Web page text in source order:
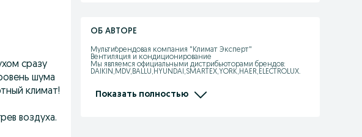
сразу
шума
климат!
воздуха.
ОБ АВТОРЕ
Мультибрендовая компания "Климат Эксперт"
Вентиляция и кондиционирование
Мы являемся официальными дистрибьюторами брендов:
DAIKIN,MDV,BALLU,HYUNDAI,SMARTEX,YORK,HAER,ELECTROLUX.
Тепловые завесы, Калориферы, Тепловентиялторы, Тепловые
пушки, Увлажнители, Осушители
Показать полностью